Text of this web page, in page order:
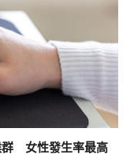
群 女性發生率最高